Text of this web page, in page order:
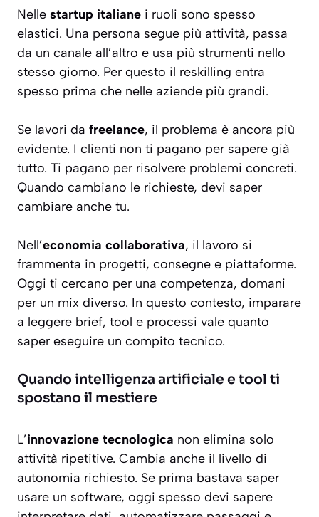
Nelle startup italiane i ruoli sono spesso
elastici. Una persona segue più attività, passa
da un canale all’altro e usa più strumenti nello
stesso giorno. Per questo il reskilling entra
spesso prima che nelle aziende più grandi.
Se lavori da freelance, il problema è ancora più
evidente. I clienti non ti pagano per sapere già
tutto. Ti pagano per risolvere problemi concreti.
Quando cambiano le richieste, devi saper
cambiare anche tu.
Nell’economia collaborativa, il lavoro si
frammenta in progetti, consegne e piattaforme.
Oggi ti cercano per una competenza, domani
per un mix diverso. In questo contesto, imparare
a leggere brief, tool e processi vale quanto
saper eseguire un compito tecnico.
Quando intelligenza artificiale e tool ti
spostano il mestiere
L’innovazione tecnologica non elimina solo
attività ripetitive. Cambia anche il livello di
autonomia richiesto. Se prima bastava saper
usare un software, oggi spesso devi sapere